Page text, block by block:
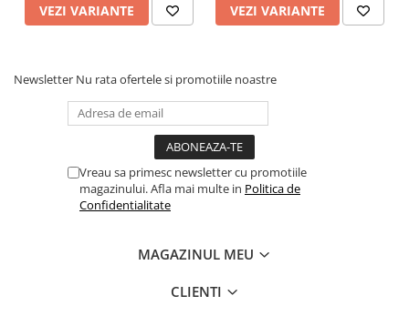
VEZI VARIANTE VEZI VARIANTE
Newsletter Nu rata ofertele si promotiile noastre
Vreau sa primesc newsletter cu promotiile
magazinului. Afla mai multe in Politica de
Confidentialitate
MAGAZINUL MEU
CLIENTI